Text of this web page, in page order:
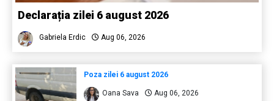
Declarația zilei 6 august 2026
Gabriela Erdic Aug 06, 2026
Poza zilei 6 august 2026
Oana Sava Aug 06, 2026